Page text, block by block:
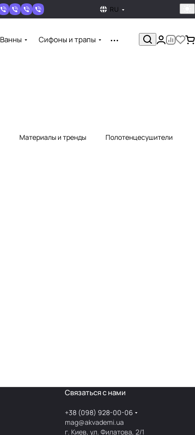
RU
Ванны Сифоны и трапы
Материалы и тренды Полотенцесушители
Связаться с нами
+38 (098) 928-00-06
mag@akvademi.ua
г. Киев, ул. Филатова, 2/1